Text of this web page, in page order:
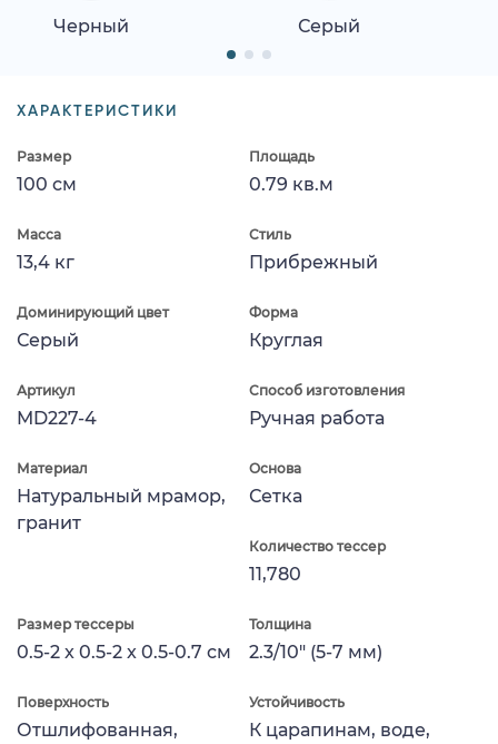
Черный Серый
ХАРАКТЕРИСТИКИ
Размер
100 см
Площадь
0.79 кв.м
Масса
13,4 кг
Стиль
Прибрежный
Доминирующий цвет
Серый
Форма
Круглая
Артикул
MD227-4
Способ изготовления
Ручная работа
Материал
Натуральный мрамор,
гранит
Основа
Сетка
Количество тессер
11,780
Размер тессеры
0.5-2 x 0.5-2 x 0.5-0.7 см
Толщина
2.3/10" (5-7 мм)
Поверхность
Отшлифованная,
Устойчивость
К царапинам, воде,